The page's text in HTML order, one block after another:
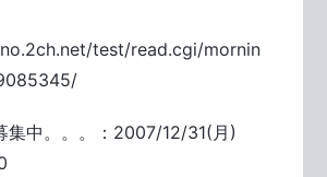
test/read.cgi/mornin
集中。。。：2007/12/31(月)